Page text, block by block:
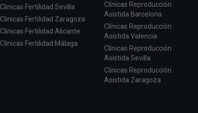
Clinicas Fertilidad Sevilla
Clinicas Fertilidad Zaragoza
Clinicas Fertilidad Alicante
Clinicas Fertilidad Málaga
Clínicas Reproducción
Asistida Barcelona
Clínicas Reproducción
Asistida Valencia
Clínicas Reproducción
Asistida Sevilla
Clínicas Reproducción
Asistida Zaragoza